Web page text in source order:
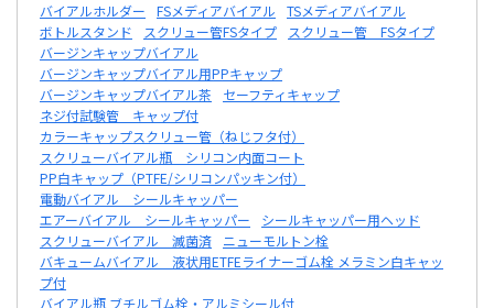
バイアルホルダー
FSメディアバイアル
TSメディアバイアル
ボトルスタンド
スクリュー管FSタイプ
スクリュー管 FSタイプ
バージンキャップバイアル
バージンキャップバイアル用PPキャップ
バージンキャップバイアル茶
セーフティキャップ
ネジ付試験管 キャップ付
カラーキャップスクリュー管（ねじフタ付）
スクリューバイアル瓶 シリコン内面コート
PP白キャップ（PTFE/シリコンパッキン付）
電動バイアル シールキャッパー
エアーバイアル シールキャッパー
シールキャッパー用ヘッド
スクリューバイアル 滅菌済
ニューモルトン栓
バキュームバイアル 液状用ETFEライナーゴム栓 メラミン白キャッ
プ付
バイアル瓶 ブチルゴム栓・アルミシール付